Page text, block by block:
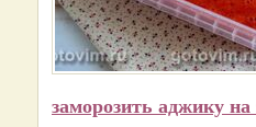
заморозить аджику